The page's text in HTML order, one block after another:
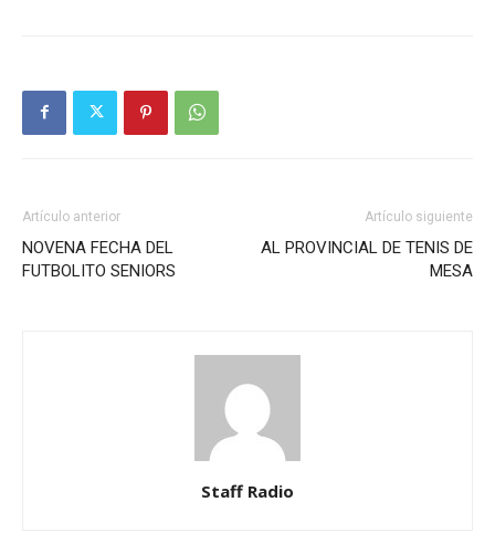
Artículo anterior
NOVENA FECHA DEL
FUTBOLITO SENIORS
Artículo siguiente
AL PROVINCIAL DE TENIS DE
MESA
Staff Radio